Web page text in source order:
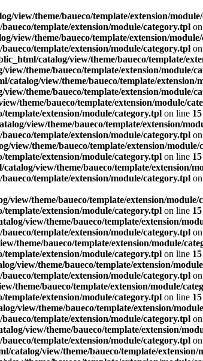
view/theme/baueco/template/extension/
template/extension/module/category.tpl
view/theme/baueco/template/extension/
template/extension/module/category.tpl
catalog/view/theme/baueco/template/
theme/baueco/template/extension/module/
catalog/view/theme/baueco/template/extension/
theme/baueco/template/extension/module/
theme/baueco/template/extension/module/
extension/module/category.tpl on line 15
view/theme/baueco/template/extension/
template/extension/module/category.tpl
view/theme/baueco/template/extension/module/
extension/module/category.tpl on line 15
view/theme/baueco/template/extension/
template/extension/module/category.tpl
view/theme/baueco/template/extension/module/
extension/module/category.tpl on line 15
view/theme/baueco/template/extension/
template/extension/module/category.tpl
theme/baueco/template/extension/module/
extension/module/category.tpl on line 15
view/theme/baueco/template/extension/
template/extension/module/category.tpl
theme/baueco/template/extension/module/
extension/module/category.tpl on line 15
view/theme/baueco/template/extension/
template/extension/module/category.tpl
view/theme/baueco/template/extension/
template/extension/module/category.tpl
catalog/view/theme/baueco/template/extension/